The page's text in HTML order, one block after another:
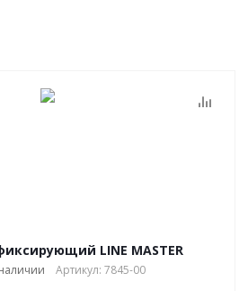
LINE MASTER
Артикул: 7845-00